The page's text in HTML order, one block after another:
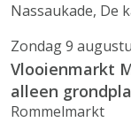
Nassaukade, De
Zondag 9
Vlooienmarkt
alleen
Rommelmarkt